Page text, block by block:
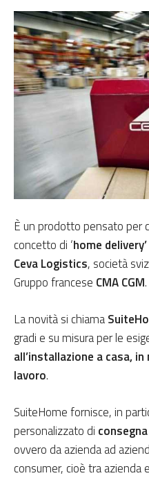
È un prodotto pensato per
concetto di ‘home delivery’
Ceva Logistics, società
Gruppo francese CMA CGM.
La novità si chiama
gradi e su misura per le
all’installazione a casa,
lavoro.
SuiteHome fornisce, in
personalizzato di
ovvero da azienda ad
consumer, cioè tra